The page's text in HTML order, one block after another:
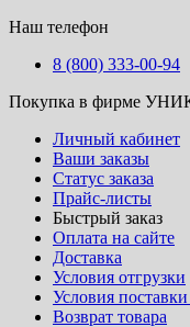
Наш телефон
8 (800) 333-00-94
Покупка в фирме
Личный кабинет
Ваши заказы
Статус заказа
Прайс-листы
Быстрый заказ
Оплата на сайте
Доставка
Условия отгрузки
Условия
Возврат товара